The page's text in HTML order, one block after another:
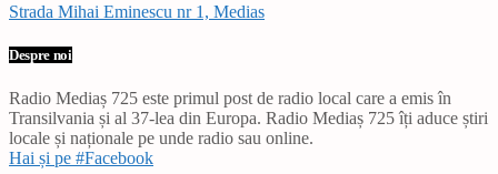
Strada Mihai Eminescu nr 1, Medias
Despre noi
Radio Mediaș 725 este primul post de radio local care a emis în
Transilvania și al 37-lea din Europa. Radio Mediaș 725 îți aduce știri
locale și naționale pe unde radio sau online.
Hai și pe #Facebook